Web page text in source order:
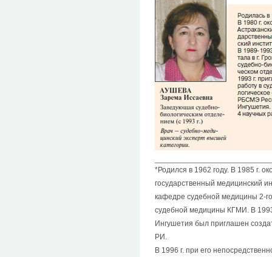
*Родился в 1962 году. В 1985 г.
государственный медицинский
кафедре судебной медицины 2-
судебной медицины КГМИ. В 1993
Ингушетия был приглашен
РИ.
В 1996 г. при его